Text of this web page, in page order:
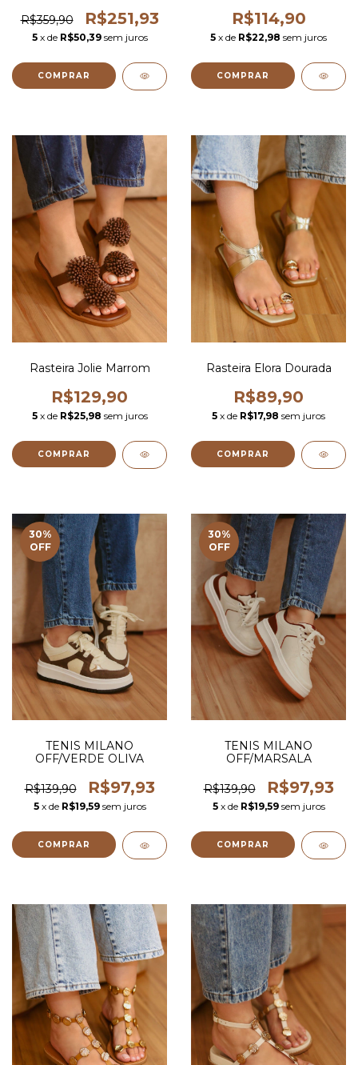
R$359,90 R$251,93
5 x de R$50,39 sem juros
COMPRAR
R$114,90
5 x de R$22,98 sem juros
COMPRAR
Rasteira Jolie Marrom
R$129,90
5 x de R$25,98 sem juros
COMPRAR
Rasteira Elora Dourada
R$89,90
5 x de R$17,98 sem juros
COMPRAR
30%
OFF
TENIS MILANO
OFF/VERDE OLIVA
R$139,90 R$97,93
5 x de R$19,59 sem juros
COMPRAR
30%
OFF
TENIS MILANO
OFF/MARSALA
R$139,90 R$97,93
5 x de R$19,59 sem juros
COMPRAR